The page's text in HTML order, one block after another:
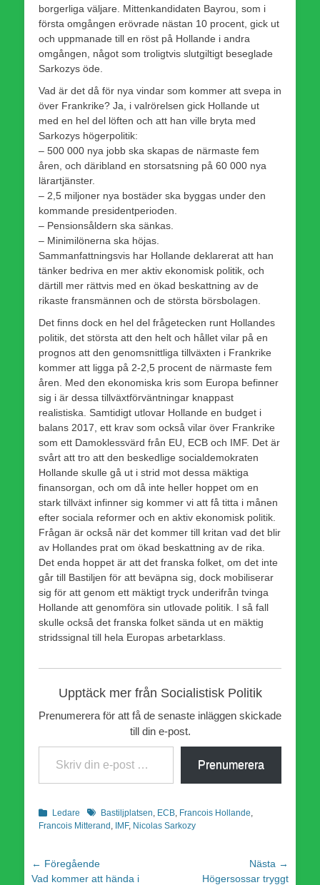
borgerliga väljare. Mittenkandidaten Bayrou, som i
första omgången erövrade nästan 10 procent, gick ut
och uppmanade till en röst på Hollande i andra
omgången, något som troligtvis slutgiltigt beseglade
Sarkozys öde.
Vad är det då för nya vindar som kommer att svepa in
över Frankrike? Ja, i valrörelsen gick Hollande ut
med en hel del löften och att han ville bryta med
Sarkozys högerpolitik:
– 500 000 nya jobb ska skapas de närmaste fem
åren, och däribland en storsatsning på 60 000 nya
lärartjänster.
– 2,5 miljoner nya bostäder ska byggas under den
kommande presidentperioden.
– Pensionsåldern ska sänkas.
– Minimilönerna ska höjas.
Sammanfattningsvis har Hollande deklarerat att han
tänker bedriva en mer aktiv ekonomisk politik, och
därtill mer rättvis med en ökad beskattning av de
rikaste fransmännen och de största börsbolagen.
Det finns dock en hel del frågetecken runt Hollandes
politik, det största att den helt och hållet vilar på en
prognos att den genomsnittliga tillväxten i Frankrike
kommer att ligga på 2-2,5 procent de närmaste fem
åren. Med den ekonomiska kris som Europa befinner
sig i är dessa tillväxtförväntningar knappast
realistiska. Samtidigt utlovar Hollande en budget i
balans 2017, ett krav som också vilar över Frankrike
som ett Damoklessvärd från EU, ECB och IMF. Det är
svårt att tro att den beskedlige socialdemokraten
Hollande skulle gå ut i strid mot dessa mäktiga
finansorgan, och om då inte heller hoppet om en
stark tillväxt infinner sig kommer vi att få titta i månen
efter sociala reformer och en aktiv ekonomisk politik.
Frågan är också när det kommer till kritan vad det blir
av Hollandes prat om ökad beskattning av de rika.
Det enda hoppet är att det franska folket, om det inte
går till Bastiljen för att beväpna sig, dock mobiliserar
sig för att genom ett mäktigt tryck underifrån tvinga
Hollande att genomföra sin utlovade politik. I så fall
skulle också det franska folket sända ut en mäktig
stridssignal till hela Europas arbetarklass.
Upptäck mer från Socialistisk Politik
Prenumerera för att få de senaste inläggen skickade
till din e-post.
Skriv din e-post …
Prenumerera
Kategorier
Ledare EtiketterBastiljplatsen ECB Francois Hollande
Francois Mitterand IMF, Nicolas Sarkozy
Inläggsnavigering
← Föregående
Föregående
Vad kommer att hända i
Nästa →
Högersossar tryggt